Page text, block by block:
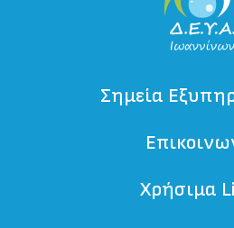
Σημεία
Χρήσιμα